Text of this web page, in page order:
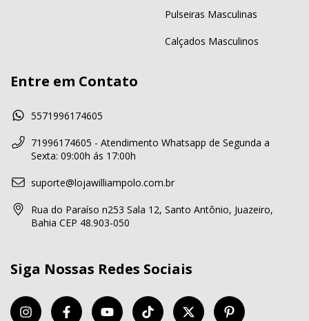
Pulseiras Masculinas
Calçados Masculinos
Entre em Contato
5571996174605
71996174605 - Atendimento Whatsapp de Segunda a
Sexta: 09:00h ás 17:00h
suporte@lojawilliampolo.com.br
Rua do Paraíso n253 Sala 12, Santo Antônio, Juazeiro,
Bahia CEP 48.903-050
Siga Nossas Redes Sociais